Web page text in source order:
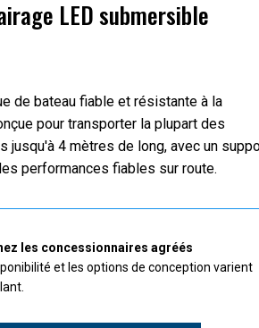
LED submersible
de bateau fiable et résistante à la
pour transporter la plupart des
jusqu'à 4 mètres de long, avec un
performances fiables sur route.
les concessionnaires agréés
et les options de conception varient